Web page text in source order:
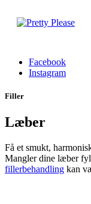
Facebook
Facebook
Instagram
Filler
Læber
Få et smukt,
Mangler dine læber
fillerbehandling kan